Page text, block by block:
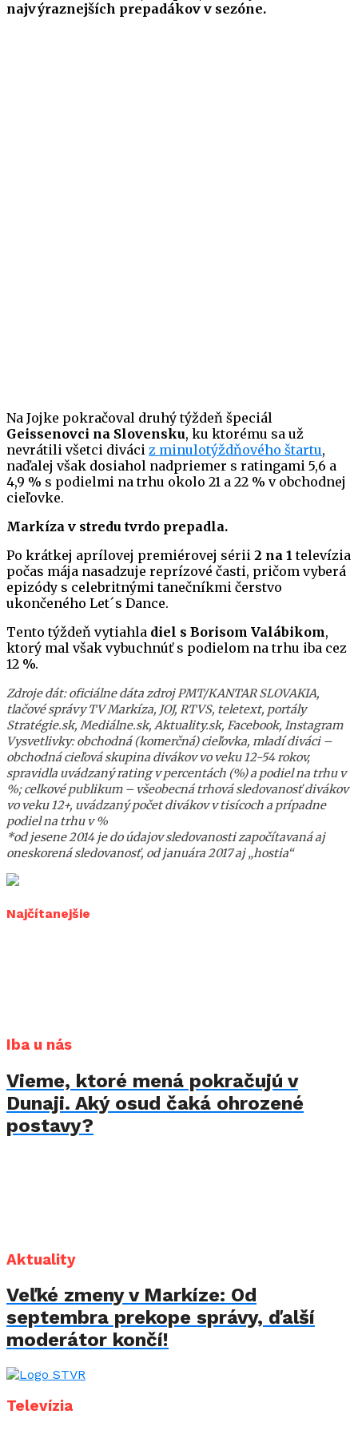
najvýraznejších prepadákov v sezóne.
Na Jojke pokračoval druhý týždeň špeciál
Geissenovci na Slovensku, ku ktorému sa už
nevrátili všetci diváci z minulotýždňového štartu,
naďalej však dosiahol nadpriemer s ratingami 5,6 a
4,9 % s podielmi na trhu okolo 21 a 22 % v obchodnej
cieľovke.
Markíza v stredu tvrdo prepadla.
Po krátkej aprílovej premiérovej sérii 2 na 1 televízia
počas mája nasadzuje reprízové časti, pričom vyberá
epizódy s celebritnými tanečníkmi čerstvo
ukončeného Let´s Dance.
Tento týždeň vytiahla diel s Borisom Valábikom,
ktorý mal však vybuchnúť s podielom na trhu iba cez
12 %.
Zdroje dát: oficiálne dáta zdroj PMT/KANTAR SLOVAKIA,
tlačové správy TV Markíza, JOJ, RTVS, teletext, portály
Stratégie.sk, Mediálne.sk, Aktuality.sk, Facebook, Instagram
Vysvetlivky: obchodná (komerčná) cieľovka, mladí diváci –
obchodná cieľová skupina divákov vo veku 12-54 rokov,
spravidla uvádzaný rating v percentách (%) a podiel na trhu v
%; celkové publikum – všeobecná trhová sledovanosť divákov
vo veku 12+, uvádzaný počet divákov v tisícoch a prípadne
podiel na trhu v %
*od jesene 2014 je do údajov sledovanosti započítavaná aj
oneskorená sledovanosť, od januára 2017 aj „hostia“
Najčítanejšie
Iba u nás
Vieme, ktoré mená pokračujú v
Dunaji. Aký osud čaká ohrozené
postavy?
Aktuality
Veľké zmeny v Markíze: Od
septembra prekope správy, ďalší
moderátor končí!
Televízia